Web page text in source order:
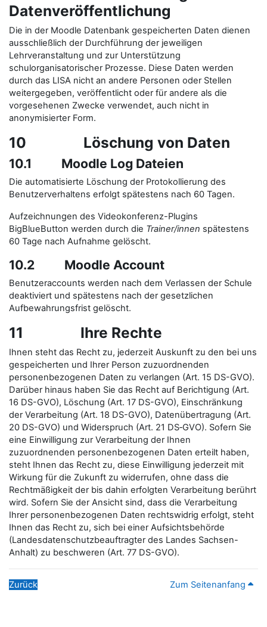
Datenveröffentlichung
Die in der Moodle Datenbank gespeicherten Daten dienen
ausschließlich der Durchführung der jeweiligen
Lehrveranstaltung und zur Unterstützung
schulorganisatorischer Prozesse. Diese Daten werden
durch das LISA nicht an andere Personen oder Stellen
weitergegeben, veröffentlicht oder für andere als die
vorgesehenen Zwecke verwendet, auch nicht in
anonymisierter Form.
10 Löschung von Daten
10.1 Moodle Log Dateien
Die automatisierte Löschung der Protokollierung des
Benutzerverhaltens erfolgt spätestens nach 60 Tagen.
Aufzeichnungen des Videokonferenz-Plugins
BigBlueButton werden durch die Trainer/innen spätestens
60 Tage nach Aufnahme gelöscht.
10.2 Moodle Account
Benutzeraccounts werden nach dem Verlassen der Schule
deaktiviert und spätestens nach der gesetzlichen
Aufbewahrungsfrist gelöscht.
11 Ihre Rechte
Ihnen steht das Recht zu, jederzeit Auskunft zu den bei uns
gespeicherten und Ihrer Person zuzuordnenden
personenbezogenen Daten zu verlangen (Art. 15 DS-GVO).
Darüber hinaus haben Sie das Recht auf Berichtigung (Art.
16 DS-GVO), Löschung (Art. 17 DS-GVO), Einschränkung
der Verarbeitung (Art. 18 DS-GVO), Datenübertragung (Art.
20 DS-GVO) und Widerspruch (Art. 21 DS‑GVO). Sofern Sie
eine Einwilligung zur Verarbeitung der Ihnen
zuzuordnenden personenbezogenen Daten erteilt haben,
steht Ihnen das Recht zu, diese Einwilligung jederzeit mit
Wirkung für die Zukunft zu widerrufen, ohne dass die
Rechtmäßigkeit der bis dahin erfolgten Verarbeitung berührt
wird. Sofern Sie der Ansicht sind, dass die Verarbeitung
Ihrer personenbezogenen Daten rechtswidrig erfolgt, steht
Ihnen das Recht zu, sich bei einer Aufsichtsbehörde
(Landesdatenschutzbeauftragter des Landes Sachsen-
Anhalt) zu beschweren (Art. 77 DS-GVO).
Zurück Zum Seitenanfang